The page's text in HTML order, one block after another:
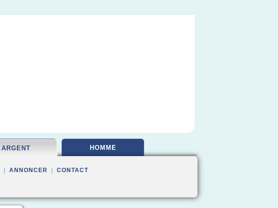
ARGENT HOMME
ANNONCER CONTACT